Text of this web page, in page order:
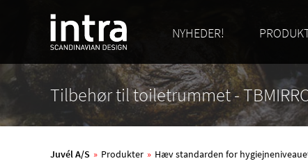
NYHEDER!
Tilbehør til toiletrummet -
Juvél A/S » Produkter » Hæv standarden for